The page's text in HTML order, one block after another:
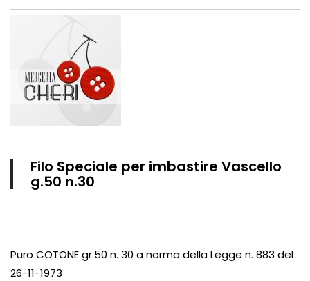
Filo Speciale per imbastire Vascello
g.50 n.30
Puro COTONE gr.50 n. 30 a norma della Legge n. 883 del
26-11-1973